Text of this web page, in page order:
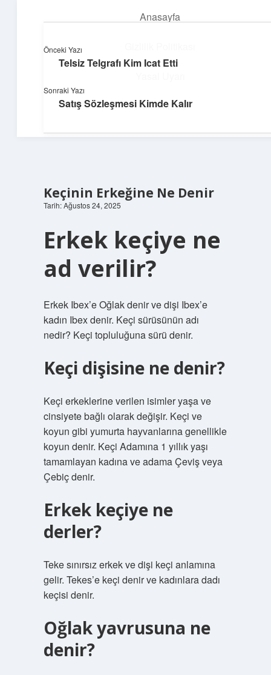
Anasayfa
Hakkımızda
Topluluk ve İlham
Keçinin Erkeğine Ne Denir
Tarih: Ağustos 24, 2025
Erkek keçiye ne
ad verilir?
Erkek Ibex’e Oğlak denir ve dişi Ibex’e
kadın Ibex denir. Keçi sürüsünün adı
nedir? Keçi topluluğuna sürü denir.
Keçi dişisine ne denir?
Keçi erkeklerine verilen isimler yaşa ve
cinsiyete bağlı olarak değişir. Keçi ve
koyun gibi yumurta hayvanlarına genellikle
koyun denir. Keçi Adamına 1 yıllık yaşı
tamamlayan kadına ve adama Çeviş veya
Çebiç denir.
Erkek keçiye ne
derler?
Teke sınırsız erkek ve dişi keçi anlamına
gelir. Tekes’e keçi denir ve kadınlara dadı
keçisi denir.
Oğlak yavrusuna ne
denir?
Önceki Yazı
Telsiz Telgrafı Kim Icat Etti
Sonraki Yazı
Satış Sözleşmesi Kimde Kalır